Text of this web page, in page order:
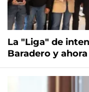
La "Liga" de
Baradero y